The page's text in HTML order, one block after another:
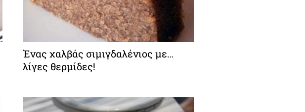
Ένας χαλβάς σιμιγδαλένιος με…
λίγες θερμίδες!